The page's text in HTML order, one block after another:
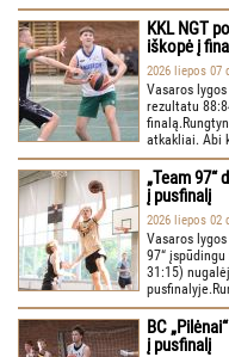
KKL NGT
iškopė į
2026 liepos 07
Vasaros
rezultatu
atkakliai. Abi
„Team 97“
į pusfinalį
2026 liepos 02
Vasaros
97“
31:15)
BC
į pusfinalį